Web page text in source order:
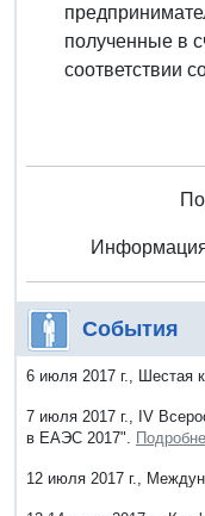
полученные в
соответствии
Информация
События
6 июля 2017 г., Шестая
7 июля 2017 г., IV
в ЕАЭС 2017".
12 июля 2017 г.,